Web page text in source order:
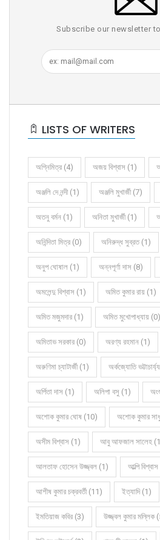
Subscribe our newsletter
LISTS OF WRITERS
অগ্নিমিত্র (4) অজয় বিশ্বাস (1)
অঞ্জলি দে নন্দী (1) অঞ্জলি মুখার্জী (7)
অতনু বর্মন (1) অনিতা মুখার্জী (1)
অনিন্দিতা মিত্র (0) অনিরুদ্ধ সুব্রত (1)
অনুপ ঘোষাল (1) অন্নপূর্ণা দাস (8)
অমলেন্দু বিশ্বাস (1) অমিত কুমার রায় (1)
অমিত মজুমদার (1) অমিত মুখোপাধ্যায় (0)
অমিতাভ সরকার (0) অরণ্য রহমান (1)
অরুণিমা চ্যাটার্জী (1) অর্কজ্যোতি
অর্পিতা দাস (1) অলিপা বসু (1)
অশোক কুমার ঘোষ (10) অশোক কুমার
অসীম বিশ্বাস (1) আবু আফজাল সালেহ
আলতাফ হোসেন উজ্জ্বল (1) আল্পি
আশীষ কুমার চক্রবর্তী (11) ইত্যাদি (1)
ইমতিয়াজ কবির (3) উজ্জ্বল কুমার মল্লিক